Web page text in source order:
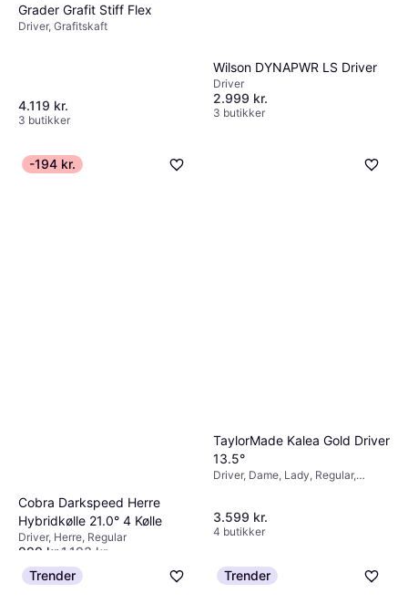
Grader Grafit Stiff Flex
Driver, Grafitskaft
4.119 kr.
3 butikker
Wilson DYNAPWR LS Driver
Driver
2.999 kr.
3 butikker
-194 kr.
Cobra Darkspeed Herre
Hybridkølle 21.0° 4 Kølle
Driver, Herre, Regular
999 kr.1.193 kr.
4 butikker
TaylorMade Kalea Gold Driver
13.5°
Driver, Dame, Lady, Regular,
3.599 kr.
4 butikker
Trender Trender